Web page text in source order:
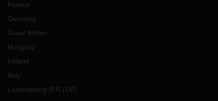
France
Germany
Great Britain
Hungary
Ireland
Italy
Luxembourg (FR DE)